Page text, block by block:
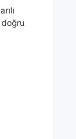
doğru